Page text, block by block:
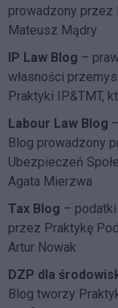
prowadzony przez
Mateusz Mądry
IP Law Blog –
własności
Praktyki IP&TMT,
Labour Law Blog
Blog prowadzony
Ubezpieczeń
Agata Mierzwa
Tax Blog –
przez Praktykę
Artur Nowak
DZP dla
Blog tworzy